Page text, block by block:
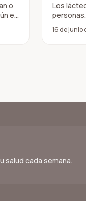
o
el
Los
16 de junio
salud cada semana.